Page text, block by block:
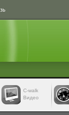
С-walk
Видео